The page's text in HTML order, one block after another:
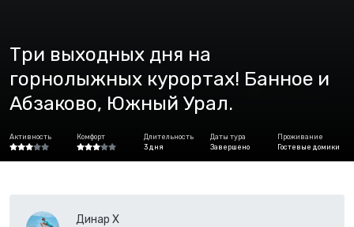
Три выходных дня на
горнолыжных курортах! Банное и
Абзаково, Южный Урал.
Активность Комфорт
Длительность
3 дня
Даты тура
Завершено
Проживание
Гостевые домики
Динар Х